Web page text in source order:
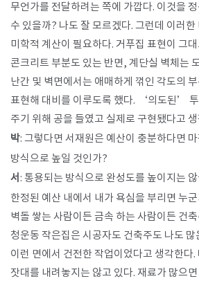
무언가를 전달하려는 쪽에 가깝다. 이것을
수 있을까? 나도 잘 모르겠다. 그런데 이러한
미학적 계산이 필요하다. 거푸집 표현이 그
콘크리트 부분도 있는 반면, 계단실 벽체는
난간 및 벽면에서는 애매하게 꺾인 각도의
표현해 대비를 이루도록 했다. ‘의도된’
주기 위해 공을 들였고 실제로 구현됐다고
박: 그렇다면 서재원은 예산이 충분하다면
방식으로 높일 것인가?
서 : 통용되는 방식으로 완성도를 높이지는
한정된 예산 내에서 내가 욕심을 부리면 누
벽돌 쌓는 사람이든 금속 하는 사람이든 건
청운동 작은집은 시공자도 건축주도 나도 많
이런 면에서 건전한 작업이었다고 생각한다.
잣대를 내려놓지는 않고 있다. 재료가 많으